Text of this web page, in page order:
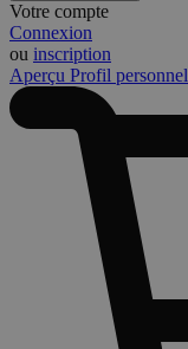
Votre compte
Connexion
ou inscription
Aperçu Profil personnel